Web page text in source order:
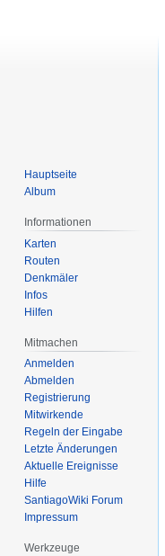
Hauptseite
Album
Informationen
Karten
Routen
Denkmäler
Infos
Hilfen
Mitmachen
Anmelden
Abmelden
Registrierung
Mitwirkende
Regeln der Eingabe
Letzte Änderungen
Aktuelle Ereignisse
Hilfe
SantiagoWiki Forum
Impressum
Werkzeuge